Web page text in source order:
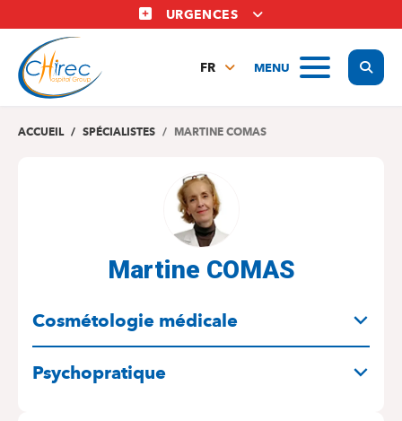
au
contenu
principal
URGENCES
MENU
FR
EN
ACCUEIL SPÉCIALISTES MARTINE COMAS
Martine COMAS
Cosmétologie médicale
Psychopratique